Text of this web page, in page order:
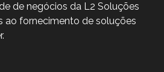
de negócios da L2 Soluções
ao fornecimento de soluções